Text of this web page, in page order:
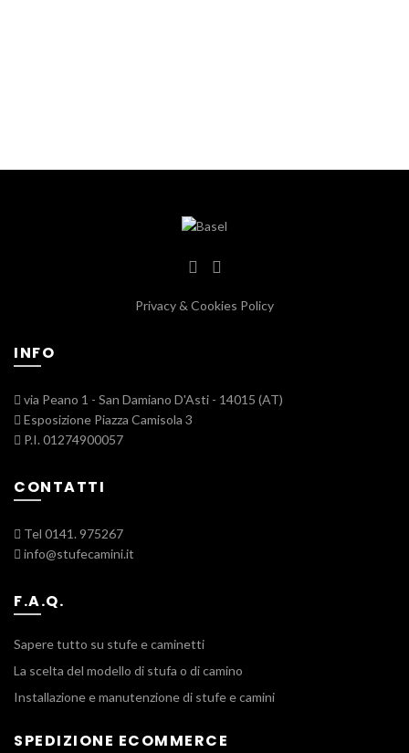
Privacy & Cookies Policy
INFO
via Peano 1 - San Damiano D'Asti - 14015 (AT)
Esposizione Piazza Camisola 3
P.I. 01274900057
CONTATTI
Tel 0141. 975267
info@stufecamini.it
F.A.Q.
Sapere tutto su stufe e caminetti
La scelta del modello di stufa o di camino
Installazione e manutenzione di stufe e camini
SPEDIZIONE ECOMMERCE